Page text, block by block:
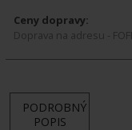
Ceny dopravy:
Doprava na adresu -
PODROBNÝ
POPIS